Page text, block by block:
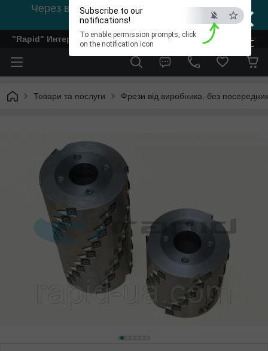
×
ESC
Subscribe to our
notifications!
To enable permission prompts, click
on the notification icon
Через відсутність світла, зв'язок на viber
0978002056
"Rapid" Интернет-магазин деревообрабатывающего
Товари та послуги Фрези від виробника, без